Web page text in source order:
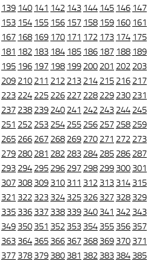
139 140 141 142 143 144 145 146 147
153 154 155 156 157 158 159 160 161
167 168 169 170 171 172 173 174 175
181 182 183 184 185 186 187 188 189
195 196 197 198 199 200 201 202 203
209 210 211 212 213 214 215 216 217
223 224 225 226 227 228 229 230 231
237 238 239 240 241 242 243 244 245
251 252 253 254 255 256 257 258 259
265 266 267 268 269 270 271 272 273
279 280 281 282 283 284 285 286 287
293 294 295 296 297 298 299 300 301
307 308 309 310 311 312 313 314 315
321 322 323 324 325 326 327 328 329
335 336 337 338 339 340 341 342 343
349 350 351 352 353 354 355 356 357
363 364 365 366 367 368 369 370 371
377 378 379 380 381 382 383 384 385